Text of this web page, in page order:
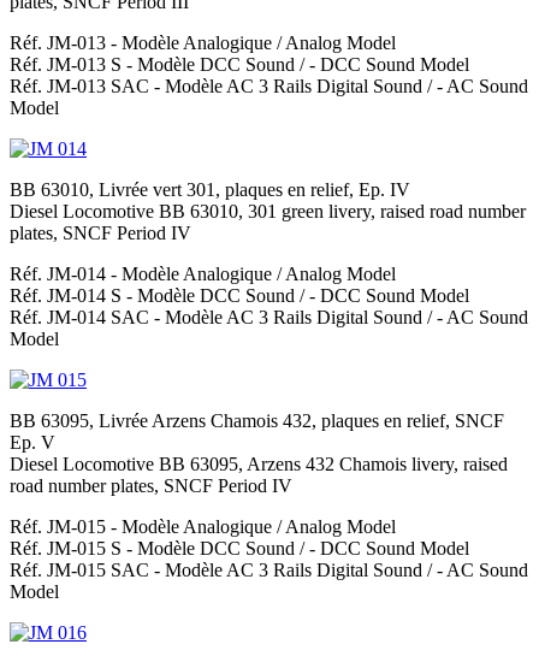
Réf. JM-013 - Modèle Analogique /Analog Model
Réf. JM-013 S - Modèle DCC Sound / - DCC Sound Model
Réf. JM-013 SAC - Modèle AC 3 Rails Digital Sound / - AC Sound
Model
BB 63010, Livrée vert 301, plaques en relief, Ep. IV
Diesel Locomotive BB 63010, 301 green livery, raised road number
plates, SNCF Period IV
Réf. JM-014 - Modèle Analogique /Analog Model
Réf. JM-014 S - Modèle DCC Sound / - DCC Sound Model
Réf. JM-014 SAC - Modèle AC 3 Rails Digital Sound / - AC Sound
Model
BB 63095, Livrée Arzens Chamois 432, plaques en relief, SNCF
Ep. V
Diesel Locomotive BB 63095, Arzens 432 Chamois livery, raised
road number plates, SNCF Period IV
Réf. JM-015 - Modèle Analogique /Analog Model
Réf. JM-015 S - Modèle DCC Sound / - DCC Sound Model
Réf. JM-015 SAC - Modèle AC 3 Rails Digital Sound / - AC Sound
Model